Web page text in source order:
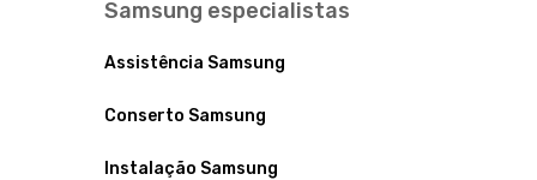
Samsung especialistas
Assistência Samsung
Conserto Samsung
Instalação Samsung